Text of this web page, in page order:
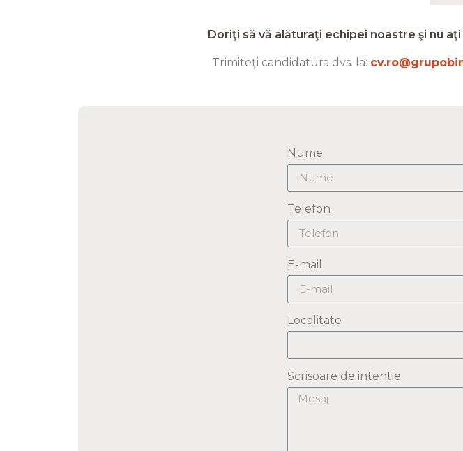
Doriţi să vă alăturaţi echipei noastre şi nu
Trimiteţi candidatura dvs. la:
Nume
Telefon
E-mail
Localitate
Scrisoare de intentie